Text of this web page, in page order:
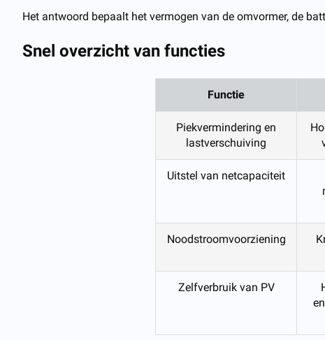
Het antwoord bepaalt het vermogen van de omvormer, de
Snel overzicht van functies
Functie
Piekvermindering en
lastverschuiving
Uitstel van netcapaciteit
Noodstroomvoorziening
Zelfverbruik van PV